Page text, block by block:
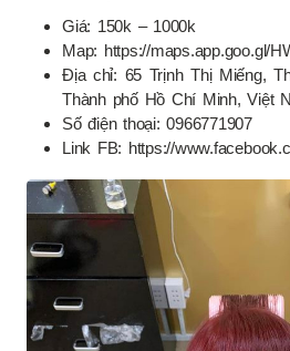
Giá: 150k – 1000k
Map: https://maps.app.goo.gl/
Địa chỉ: 65 Trịnh Thị Miếng,
Thành phố Hồ Chí Minh, Việt
Số điện thoại: 0966771907
Link FB: https://